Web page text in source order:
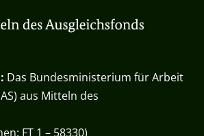
Das Bundesministerium für Arbeit
aus Mitteln des
FT 1 – 58330)